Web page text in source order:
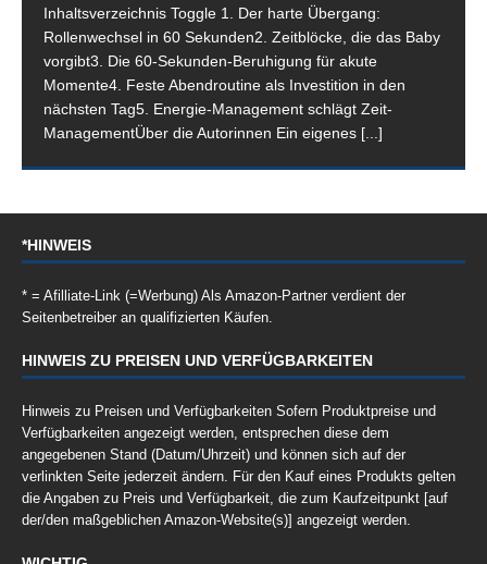
Inhaltsverzeichnis Toggle 1. Der harte Übergang:
Rollenwechsel in 60 Sekunden2. Zeitblöcke, die das Baby
vorgibt3. Die 60-Sekunden-Beruhigung für akute
Momente4. Feste Abendroutine als Investition in den
nächsten Tag5. Energie-Management schlägt Zeit-
ManagementÜber die Autorinnen Ein eigenes [...]
*HINWEIS
* = Afilliate-Link (=Werbung) Als Amazon-Partner verdient der
Seitenbetreiber an qualifizierten Käufen.
HINWEIS ZU PREISEN UND VERFÜGBARKEITEN
Hinweis zu Preisen und Verfügbarkeiten Sofern Produktpreise und
Verfügbarkeiten angezeigt werden, entsprechen diese dem
angegebenen Stand (Datum/Uhrzeit) und können sich auf der
verlinkten Seite jederzeit ändern. Für den Kauf eines Produkts gelten
die Angaben zu Preis und Verfügbarkeit, die zum Kaufzeitpunkt [auf
der/den maßgeblichen Amazon-Website(s)] angezeigt werden.